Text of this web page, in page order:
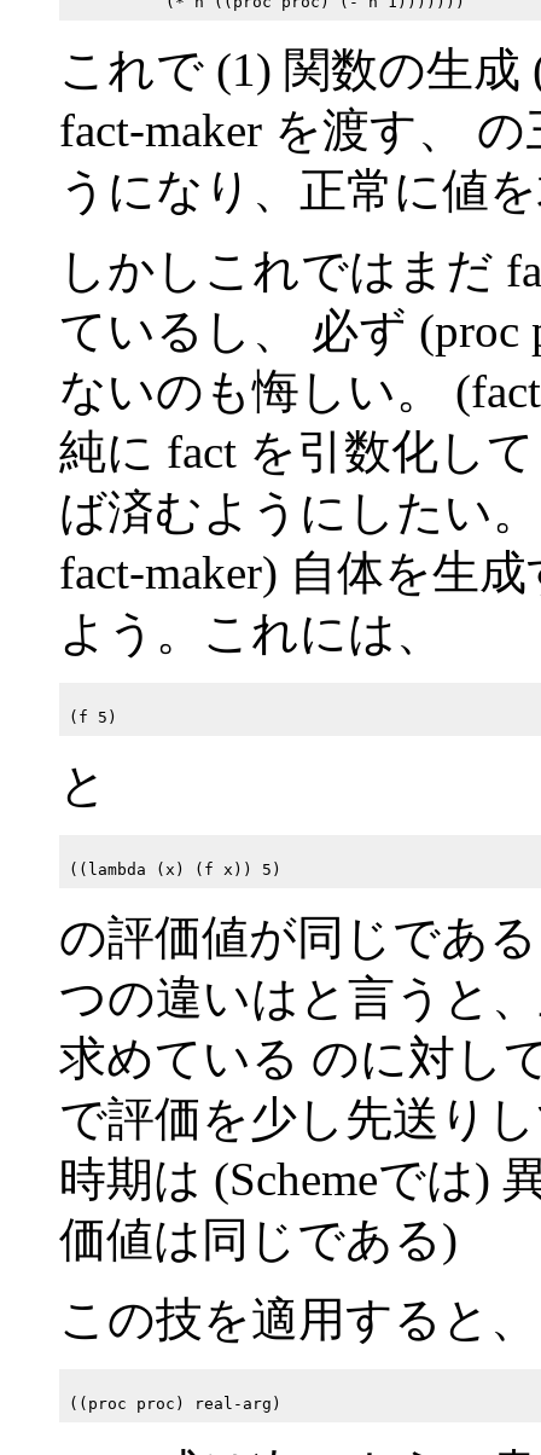
これで (1) 関数の生
fact-maker を渡す、
うになり、正常に値
しかしこれではまだ
ているし、 必ず
ないのも悔しい。
純に fact を引数化し
ば済むようにしたい
fact-maker) 自体を生
よう。これには、
と
の評価値が同じであ
つの違いはと言うと
求めている のに対し
で評価を少し先送り
時期は (Schemeでは)
価値は同じである)
この技を適用すると、